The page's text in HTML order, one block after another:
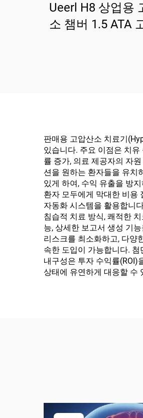
Ueerl H8 상업용
소 챔버 1.5 ATA
판매용 고압산소 치료기
있습니다. 주요 이점은 치
률 증가, 의료 제공자의 자
션을 원하는 환자들을 유치
있게 하여, 수익 유출을 방
환자 모두에게 막대한 비용
자동화 시스템을 활용합니
침습적 치료 방식, 쾌적한
능, 상세한 보고서 생성 기
리스크를 최소화하고, 다양
속한 도입이 가능합니다.
내구성은 투자 수익률(ROI)
상태에 유연하게 대응할 수